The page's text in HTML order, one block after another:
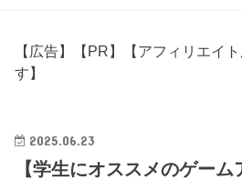
【広告】【PR】【アフィリエイ
す】
2025.06.23
【学生にオススメのゲー